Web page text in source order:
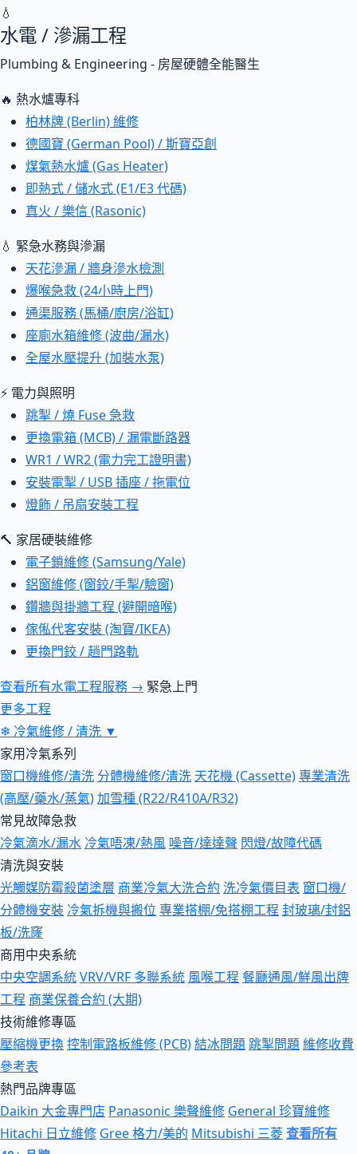
💧
水電 / 滲漏工程
Plumbing & Engineering - 房屋硬體全能醫生
🔥 熱水爐專科
柏林牌 (Berlin) 維修
德國寶 (German Pool) / 斯寶亞創
煤氣熱水爐 (Gas Heater)
即熱式 / 儲水式 (E1/E3 代碼)
真火 / 樂信 (Rasonic)
💧 緊急水務與滲漏
天花滲漏 / 牆身滲水檢測
爆喉急救 (24小時上門)
通渠服務 (馬桶/廚房/浴缸)
座廁水箱維修 (波曲/漏水)
全屋水壓提升 (加裝水泵)
⚡ 電力與照明
跳掣 / 燒 Fuse 急救
更換電箱 (MCB) / 漏電斷路器
WR1 / WR2 (電力完工證明書)
安裝電掣 / USB 插座 / 拖電位
燈飾 / 吊扇安裝工程
🔨 家居硬裝維修
電子鎖維修 (Samsung/Yale)
鋁窗維修 (窗鉸/手掣/驗窗)
鑽牆與掛牆工程 (避開暗喉)
傢俬代客安裝 (淘寶/IKEA)
更換門鉸 / 趟門路軌
查看所有水電工程服務 → 緊急上門
更多工程
❄ 冷氣維修 / 清洗 ▼
家用冷氣系列
窗口機維修/清洗 分體機維修/清洗 天花機 (Cassette)專業清洗
(高壓/藥水/蒸氣)加雪種 (R22/R410A/R32)
常見故障急救
冷氣滴水/漏水 冷氣唔凍/熱風 噪音/達達聲 閃燈/故障代碼
清洗與安裝
光觸媒防霉殺菌塗層 商業冷氣大洗合約 洗冷氣價目表 窗口機/
分體機安裝 冷氣拆機與搬位 專業搭棚/免搭棚工程 封玻璃/封鋁
板/洗窿
商用中央系統
中央空調系統VRV/VRF 多聯系統 風喉工程 餐廳通風/鮮風出牌
工程 商業保養合約 (大期)
技術維修專區
壓縮機更換控制電路板維修 (PCB)結冰問題跳掣問題維修收費
參考表
熱門品牌專區
Daikin 大金專門店 Panasonic 樂聲維修 General 珍寶維修
Hitachi 日立維修 Gree 格力/美的 Mitsubishi 三菱查看所有